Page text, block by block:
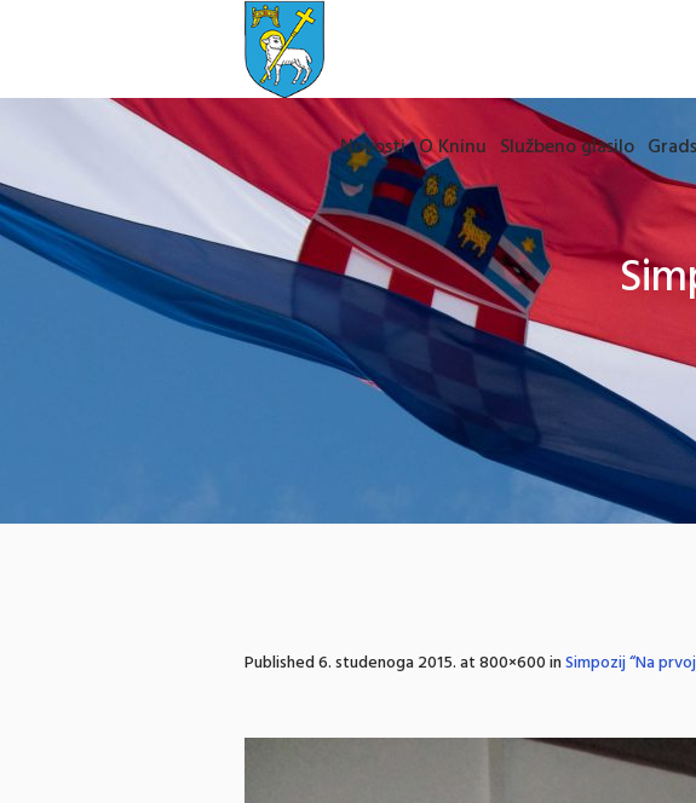
Novosti O Kninu Službeno glasilo
Published6. studenoga 2015.at 800×600 inSimpozij “Na